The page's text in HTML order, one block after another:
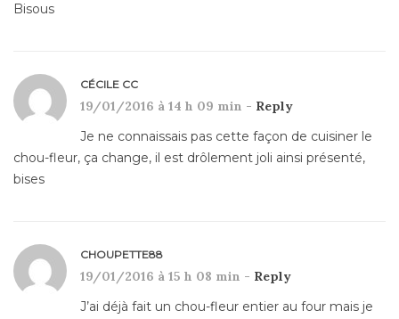
Bisous
CÉCILE CC
19/01/2016 à 14 h 09 min - Reply
Je ne connaissais pas cette façon de cuisiner le
chou-fleur, ça change, il est drôlement joli ainsi présenté,
bises
CHOUPETTE88
19/01/2016 à 15 h 08 min - Reply
J’ai déjà fait un chou-fleur entier au four mais je